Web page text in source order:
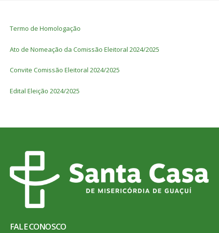
Termo de Homologação
Ato de Nomeação da Comissão Eleitoral 2024/2025
Convite Comissão Eleitoral 2024/2025
Edital Eleição 2024/2025
FALE CONOSCO